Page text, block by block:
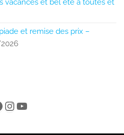
vacances et bel été à toutes et
et remise des prix –